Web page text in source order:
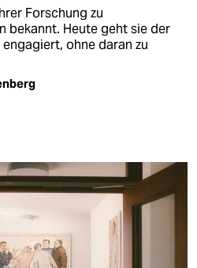
Forschung zu
bekannt. Heute geht sie der
ohne daran zu